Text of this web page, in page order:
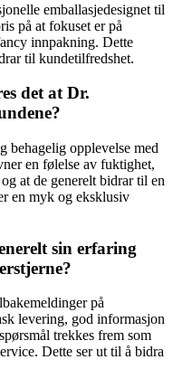
emballasjedesignet til
på at fokuset er på
innpakning. Dette
til kundetilfredshet.
det at Dr.
behagelig opplevelse med
en følelse av fuktighet,
at de generelt bidrar til en
en myk og eksklusiv
sin erfaring
på
levering, god informasjon
trekkes frem som
Dette ser ut til å bidra